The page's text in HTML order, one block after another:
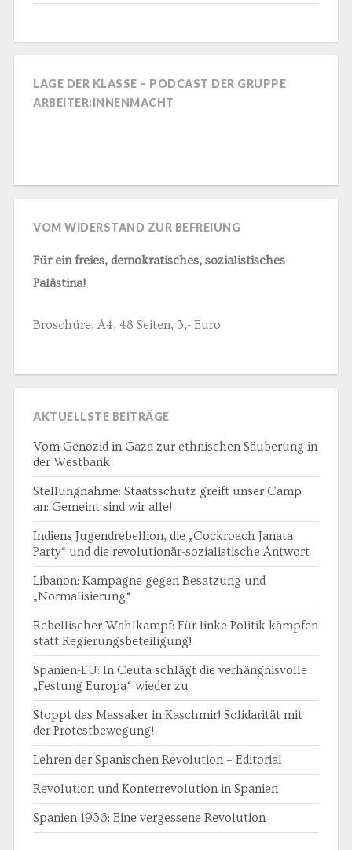
LAGE DER KLASSE – PODCAST DER GRUPPE
ARBEITER:INNENMACHT
VOM WIDERSTAND ZUR BEFREIUNG
Für ein freies, demokratisches, sozialistisches
Palästina!
Broschüre, A4, 48 Seiten, 3,- Euro
AKTUELLSTE BEITRÄGE
Vom Genozid in Gaza zur ethnischen Säuberung in
der Westbank
Stellungnahme: Staatsschutz greift unser Camp
an: Gemeint sind wir alle!
Indiens Jugendrebellion, die „Cockroach Janata
Party“ und die revolutionär-sozialistische Antwort
Libanon: Kampagne gegen Besatzung und
„Normalisierung“
Rebellischer Wahlkampf: Für linke Politik kämpfen
statt Regierungsbeteiligung!
Spanien-EU: In Ceuta schlägt die verhängnisvolle
„Festung Europa“ wieder zu
Stoppt das Massaker in Kaschmir! Solidarität mit
der Protestbewegung!
Lehren der Spanischen Revolution – Editorial
Revolution und Konterrevolution in Spanien
Spanien 1936: Eine vergessene Revolution